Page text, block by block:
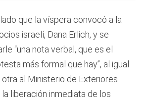
que la víspera convocó a la
israelí, Dana Erlich, y se
“una nota verbal, que es el
más formal que hay”, al igual
al Ministerio de Exteriores
liberación inmediata de los